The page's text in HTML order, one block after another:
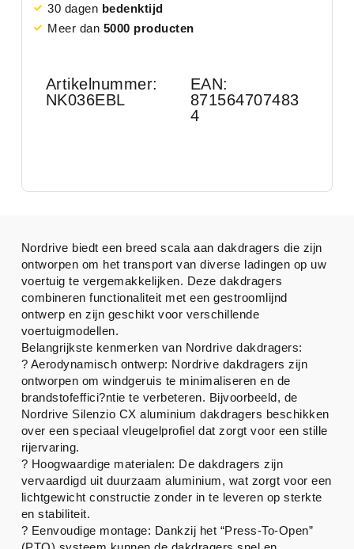
30 dagen bedenktijd
Meer dan 5000 producten
Artikelnummer:
NK036EBL
EAN:
871564707483
4
Nordrive biedt een breed scala aan dakdragers die zijn
ontworpen om het transport van diverse ladingen op uw
voertuig te vergemakkelijken. Deze dakdragers
combineren functionaliteit met een gestroomlijnd
ontwerp en zijn geschikt voor verschillende
voertuigmodellen.
Belangrijkste kenmerken van Nordrive dakdragers:
? Aerodynamisch ontwerp: Nordrive dakdragers zijn
ontworpen om windgeruis te minimaliseren en de
brandstofeffici?ntie te verbeteren. Bijvoorbeeld, de
Nordrive Silenzio CX aluminium dakdragers beschikken
over een speciaal vleugelprofiel dat zorgt voor een stille
rijervaring.
? Hoogwaardige materialen: De dakdragers zijn
vervaardigd uit duurzaam aluminium, wat zorgt voor een
lichtgewicht constructie zonder in te leveren op sterkte
en stabiliteit.
? Eenvoudige montage: Dankzij het “Press-To-Open”